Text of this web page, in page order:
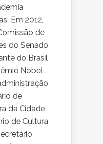
Em 2012,
de
do Senado
do Brasil
Nobel
de
da Cidade
de Cultura